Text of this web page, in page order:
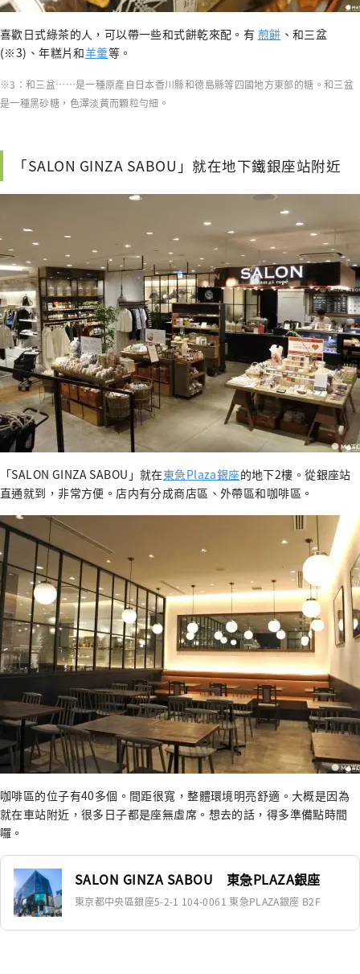
喜歡日式綠茶的人，可以帶一些和式餅乾來配。有 煎餅 、和三盆
(※3)、年糕片和羊羹等。
※3：和三盆……是一種原產自日本香川縣和德島縣等四國地方東部的糖。和三盆
是一種黑砂糖，色澤淡黃而顆粒勻細。
「SALON GINZA SABOU」就在地下鐵銀座站附近
「SALON GINZA SABOU」就在東急Plaza銀座的地下2樓。從銀座站
直通就到，非常方便。店内有分成商店區、外帶區和咖啡區。
咖啡區的位子有40多個。間距很寬，整體環境明亮舒適。大概是因為
就在車站附近，很多日子都是座無虛席。想去的話，得多準備點時間
囉。
SALON GINZA SABOU 東急PLAZA銀座
東京都中央區銀座5-2-1 104-0061 東急PLAZA銀座 B2F